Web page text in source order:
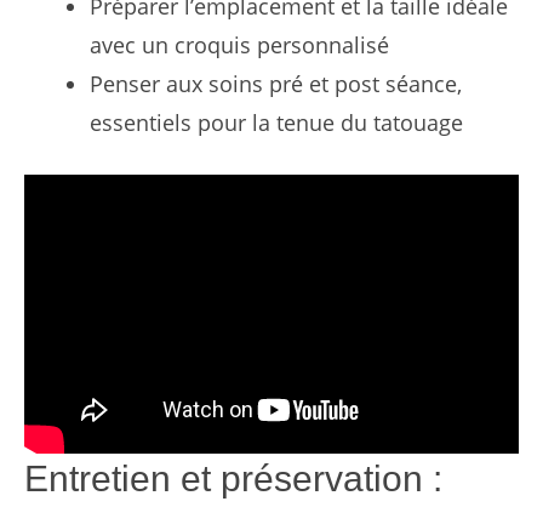
Préparer l’emplacement et la taille idéale
avec un croquis personnalisé
Penser aux soins pré et post séance,
essentiels pour la tenue du tatouage
Entretien et préservation :